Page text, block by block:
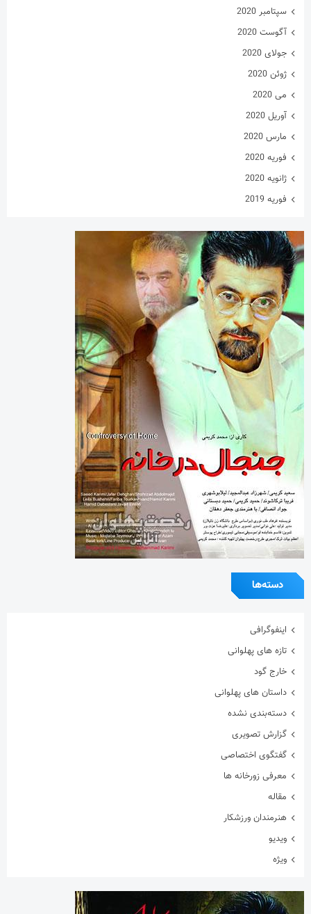
سپتامبر 2020
آگوست 2020
جولای 2020
ژوئن 2020
می 2020
آوریل 2020
مارس 2020
فوریه 2020
ژانویه 2020
فوریه 2019
دسته‌ها
اینفوگرافی
تازه های پهلوانی
خارج گود
داستان های پهلوانی
دسته‌بندی نشده
گزارش تصویری
گفتگوی اختصاصی
معرفی زورخانه ها
مقاله
هنرمندان ورزشکار
ویدیو
ویژه